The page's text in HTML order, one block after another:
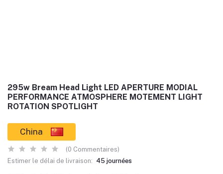
295w Bream Head Light LED APERTURE MODIAL
PERFORMANCE ATMOSPHERE MOTEMENT LIGHT
ROTATION SPOTLIGHT
China
(0 Commentaires)
Estimer le délai de livraison: 45 journées